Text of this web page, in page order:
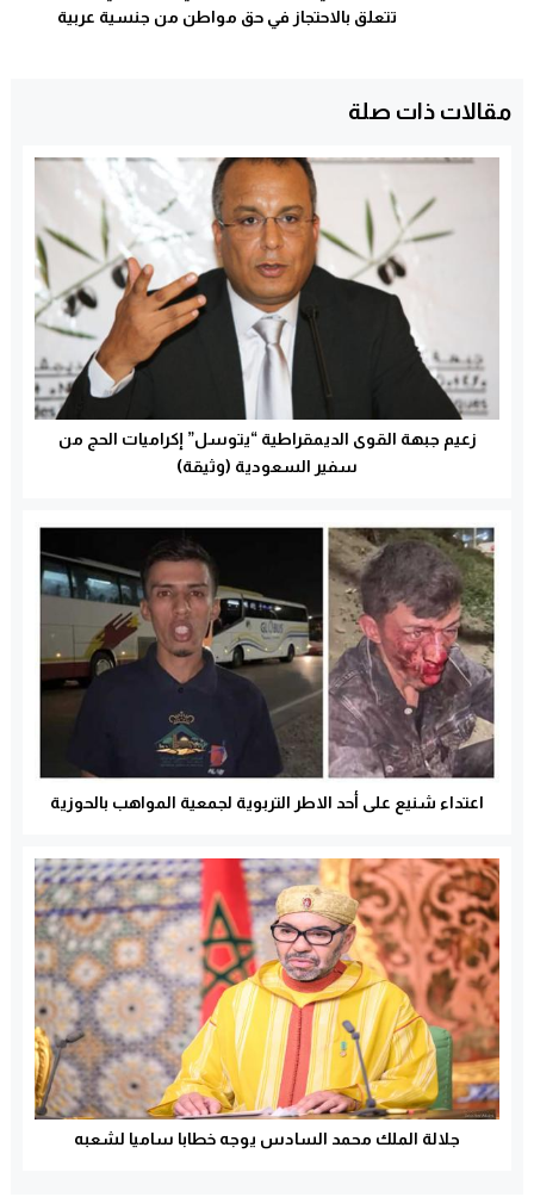
تتعلق بالاحتجاز في حق مواطن من جنسية عربية
مقالات ذات صلة
زعيم جبهة القوى الديمقراطية “يتوسل” إكراميات الحج من
سفير السعودية (وثيقة)
اعتداء شنيع على أحد الاطر التربوية لجمعية المواهب بالحوزية
جلالة الملك محمد السادس يوجه خطابا ساميا لشعبه